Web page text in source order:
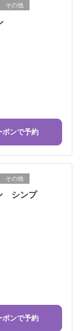
その他
ポンで予約
その他
シンプ
ポンで予約